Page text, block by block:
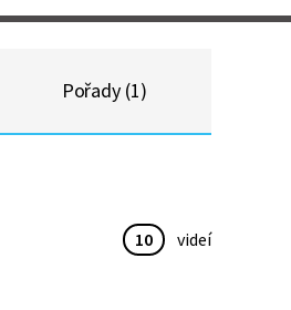
Pořady (1)
10 videí